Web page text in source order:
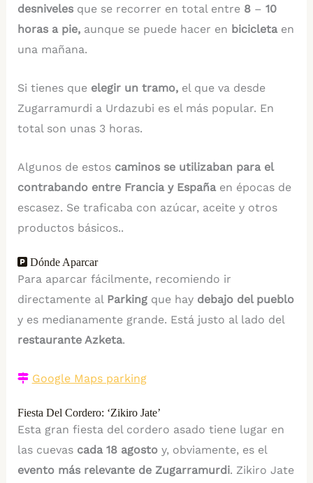
desnivelesque se recorrer en total entre 8– 10
horas a pie,aunque se puede hacer en bicicleta en
una mañana.
Si tienes que elegir un tramo,el que va desde
Zugarramurdi a Urdazubi es el más popular. En
total son unas 3 horas.
Algunos de estos caminos se utilizaban para el
contrabando entre Francia y Españaen épocas de
escasez. Se traficaba con azúcar, aceite y otros
productos básicos..
Dónde Aparcar
Para aparcar fácilmente, recomiendo ir
directamente al Parking que hay debajo del pueblo
y es medianamente grande. Está justo al lado del
restaurante Azketa.
Google Maps parking
Fiesta Del Cordero: ‘Zikiro Jate’
Esta gran fiesta del cordero asado tiene lugar en
las cuevascada 18 agostoy, obviamente, es el
evento más relevante de Zugarramurdi. Zikiro Jate